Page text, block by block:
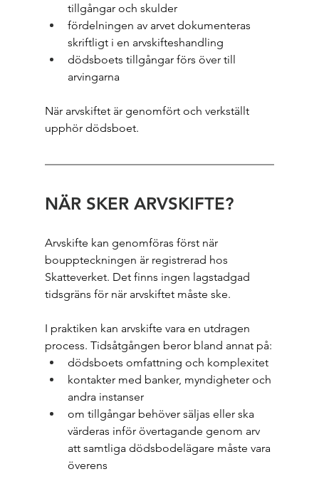
tillgångar och skulder
fördelningen av arvet dokumenteras
skriftligt i en arvskifteshandling
dödsboets tillgångar förs över till
arvingarna
När arvskiftet är genomfört och verkställt
upphör dödsboet.
NÄR SKER ARVSKIFTE?
Arvskifte kan genomföras först när
bouppteckningen är registrerad hos
Skatteverket. Det finns ingen lagstadgad
tidsgräns för när arvskiftet måste ske.
I praktiken kan arvskifte vara en utdragen
process. Tidsåtgången beror bland annat på:
dödsboets omfattning och komplexitet
kontakter med banker, myndigheter och
andra instanser
om tillgångar behöver säljas eller ska
värderas inför övertagande genom arv
att samtliga dödsbodelägare måste vara
överens